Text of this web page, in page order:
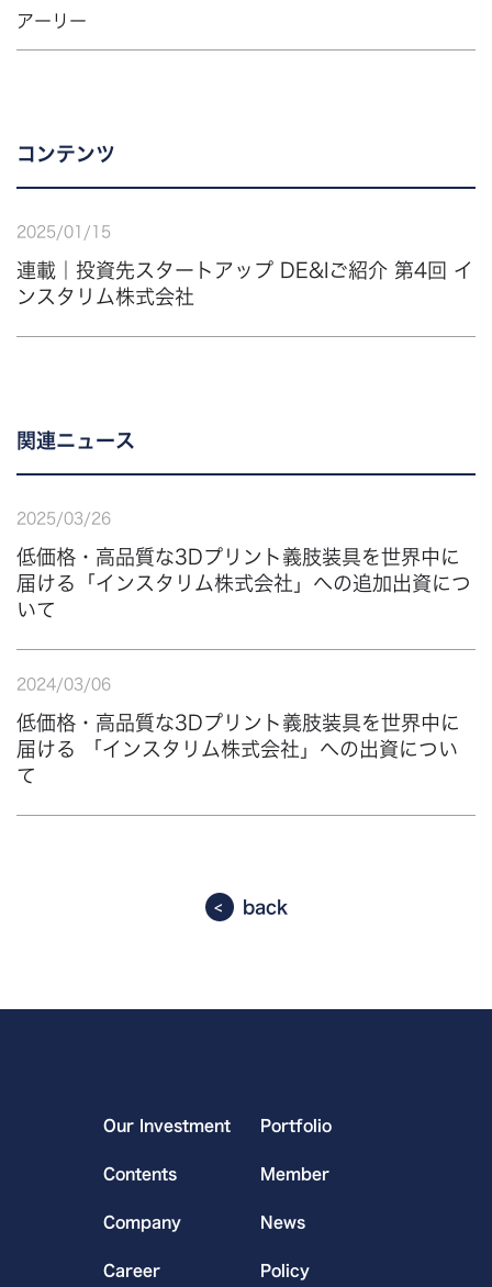
アーリー
コンテンツ
2025 /01 / 15
連載｜投資先スタートアップ DE&Iご紹介 第4回 イ
ンスタリム株式会社
関連ニュース
2025 /03 /26
低価格・高品質な3Dプリント義肢装具を世界中に
届ける「インスタリム株式会社」への追加出資につ
いて
2024/03 /06
低価格・高品質な3Dプリント義肢装具を世界中に
届ける 「インスタリム株式会社」への出資につい
て
back
Our Investment Portfolio
Contents Member
Company News
Career Policy